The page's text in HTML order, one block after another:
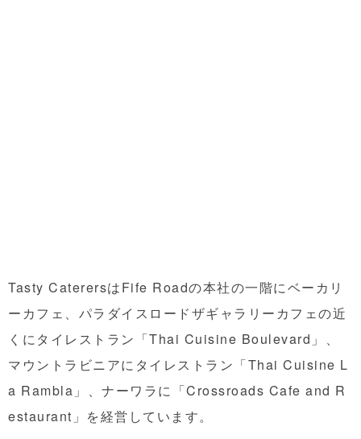
Tasty CaterersはFife Roadの本社の一階にベーカリ
ーカフェ、パラダイスロードザギャラリーカフェの近
くにタイレストラン「Thai Cuisine Boulevard」、
マウントラビニアにタイレストラン「Thai Cuisine L
a Rambla」、ナーワラに「Crossroads Cafe and R
estaurant」を経営しています。